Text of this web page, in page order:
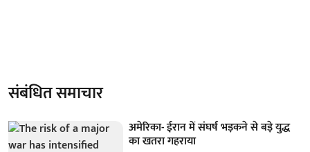
संबंधित समाचार
अमेरिका- ईरान में संघर्ष भड़कने से बड़े युद्ध
का खतरा गहराया